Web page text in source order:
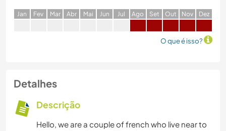
Jan Fev Mar Abr Mai Jun Jul Ago Set Out Nov Dez
O que é isso?
Detalhes
Descrição
Hello, we are a couple of french who live near to